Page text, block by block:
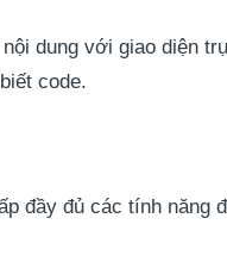
dung với giao diện
code.
đầy đủ các tính năng